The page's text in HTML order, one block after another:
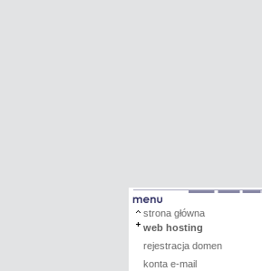
strona główna
web hosting
rejestracja domen
konta e-mail